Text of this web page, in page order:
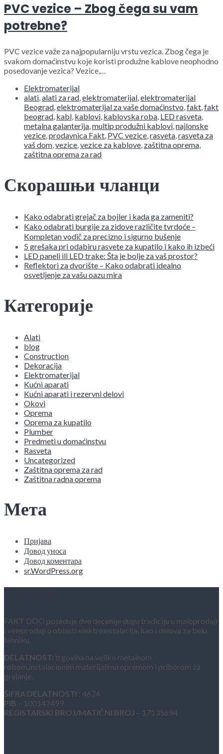
PVC vezice – Zbog čega su vam
potrebne?
PVC vezice važe za najpopularniju vrstu vezica. Zbog čega je
svakom domaćinstvu koje koristi produžne kablove neophodno
posedovanje vezica? Vezice,…
Elektromaterijal
alati,alati za rad,elektromaterijal,elektromaterijal
Beograd,elektromaterijal za vaše domaćinstvo,fakt,fakt
beograd, kabl, kablovi, kablovska roba, LED rasveta,
metalna galanterija,multip produžni kablovi,najlonske
vezice,prodavnica Fakt, PVC vezice,rasveta,rasveta za
vaš dom,vezice,vezice za kablove, zaštitna oprema,
zaštitna oprema za rad
Скорашњи чланци
Kako odabrati grejač za bojler i kada ga zameniti?
Kako odabrati burgije za zidove različite tvrdoće –
Kompletan vodič za precizno i sigurno bušenje
5 grešaka pri odabiru rasvete za kupatilo i kako ih izbeći
LED paneli ili LED trake: Šta je bolje za vaš prostor?
Reflektori za dvorište – Kako odabrati idealno
osvetljenje za vašu oazu mira
Категорије
Alati
blog
Construction
Dekoracija
Elektromaterijal
Kućni aparati
Kućni aparati i rezervni delovi
Okovi
Oprema
Oprema za kupatilo
Plumber
Predmeti u domaćinstvu
Rasveta
Uncategorized
Zaštitna oprema za rad
Zaštitna radna oprema
Мета
Пријава
Довод уноса
Довод коментара
sr.WordPress.org
FAKT DOO poseduje dve decenije dugu tradiciju u maloprodaji
i veleprodaji u oblasti elektroinstalacija, kao i delova za belu
tehniku.
DELATNOST: trgovina na veliko metalnom
robom,instalacionim materijalima opremom i priborom za
grejanje.
ŠIFRA DELATNOSTI : 4674
PIB – 100147499
REGISTARSKI BROJ/MATIČNI BROJ – 17135694